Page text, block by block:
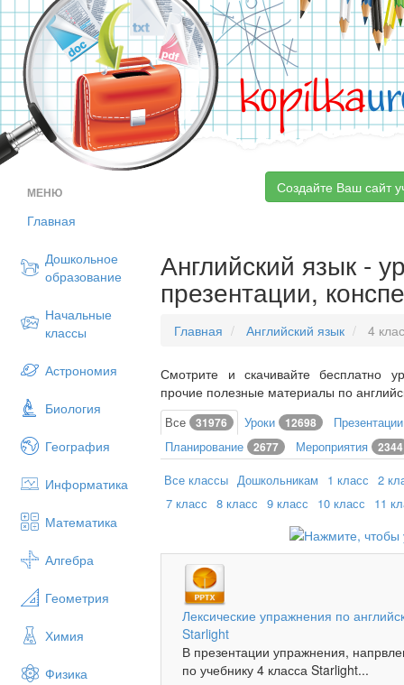
kopilka
МЕНЮ
Главная
Дошкольное
образование
Начальные
классы
Астрономия
Биология
География
Информатика
Математика
Алгебра
Геометрия
Химия
Физика
Создайте Ваш сайт
Английский язык -
презентации,
Главная Английский язык 4
Смотрите и скачивайте бесплатно
прочие полезные материалы по
Все 31976 Уроки 12698
Планирование 2677 Мероприятия 2344
Все классы Дошкольникам 1 класс 2
7 класс 8 класс 9 класс 10 класс 11
Лексические упражнения по
Starlight
В презентации упражнения,
по учебнику 4 класса Starlight...